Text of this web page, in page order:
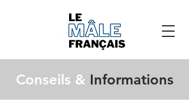
Conseils & Informations